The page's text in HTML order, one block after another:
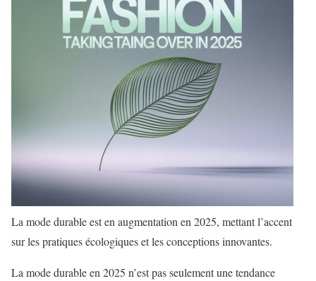
La mode durable est en augmentation en 2025, mettant l’accent
sur les pratiques écologiques et les conceptions innovantes.
La mode durable en 2025 n’est pas seulement une tendance